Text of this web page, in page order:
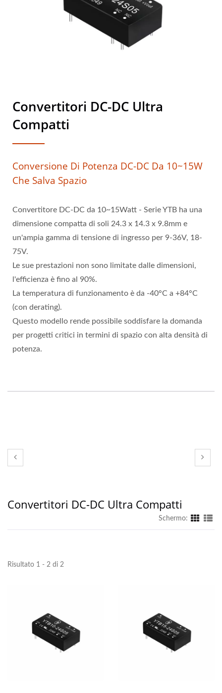
Convertitori DC-DC Ultra
Compatti
Conversione Di Potenza DC-DC Da 10~15W
Che Salva Spazio
Convertitore DC-DC da 10~15Watt - Serie YTB ha una
dimensione compatta di soli 24.3 x 14.3 x 9.8mm e
un'ampia gamma di tensione di ingresso per 9-36V, 18-
75V.
Le sue prestazioni non sono limitate dalle dimensioni,
l'efficienza è fino al 90%.
La temperatura di funzionamento è da -40°C a +84°C
(con derating).
Questo modello rende possibile soddisfare la domanda
per progetti critici in termini di spazio con alta densità di
potenza.
Convertitori DC-DC Ultra Compatti
Schermo:
Risultato 1 - 2 di 2